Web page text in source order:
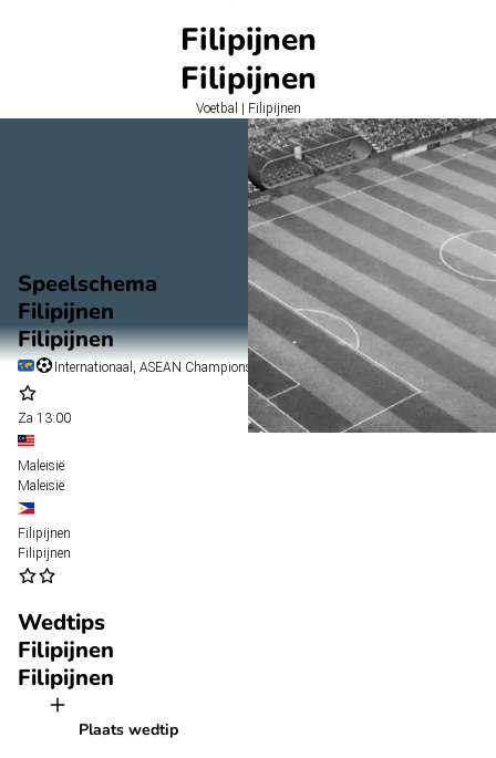
Filipijnen
Filipijnen
Voetbal | Filipijnen
Speelschema
Filipijnen
Filipijnen
Internationaal, ASEAN Championship Grp. B
Za 13:00
Maleisië
Maleisië
Filipijnen
Filipijnen
Wedtips
Filipijnen
Filipijnen
Plaats wedtip